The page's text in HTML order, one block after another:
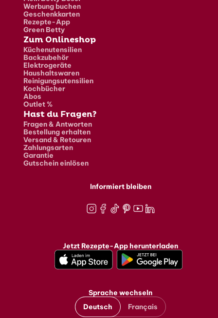
Werbung buchen
Geschenkkarten
Rezepte-App
Green Betty
Zum Onlineshop
Küchenutensilien
Backzubehör
Elektrogeräte
Haushaltswaren
Reinigungsutensilien
Kochbücher
Abos
Outlet %
Hast du Fragen?
Fragen & Antworten
Bestellung erhalten
Versand & Retouren
Zahlungsarten
Garantie
Gutschein einlösen
Informiert bleiben
Jetzt Rezepte-App herunterladen
Sprache wechseln
Deutsch
Français